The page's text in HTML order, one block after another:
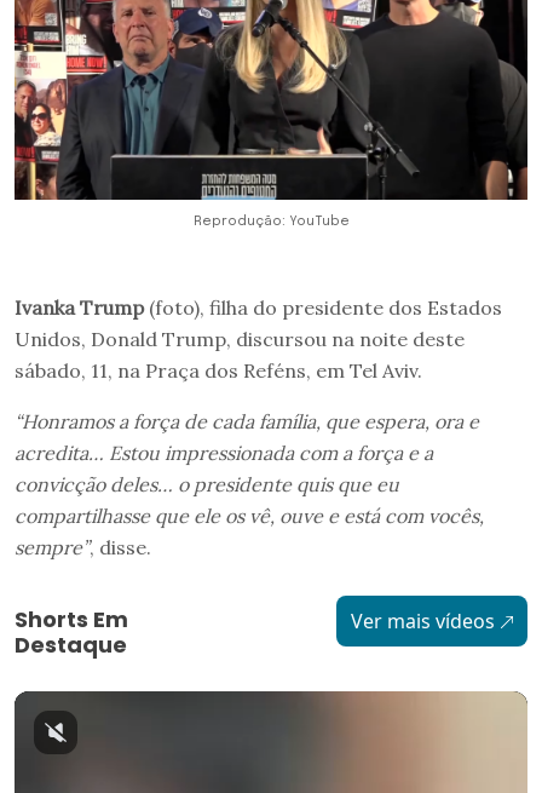
Reprodução: YouTube
Ivanka Trump(foto), filha do presidente dos Estados
Unidos, Donald Trump, discursou na noite deste
sábado, 11, na Praça dos Reféns, em Tel Aviv.
“Honramos a força de cada família, que espera, ora e
acredita… Estou impressionada com a força e a
convicção deles… o presidente quis que eu
compartilhasse que ele os vê, ouve e está com vocês,
sempre”, disse.
Shorts Em
Destaque
Ver mais vídeos